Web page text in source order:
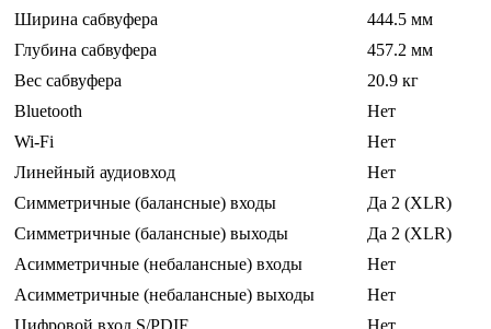
Ширина сабвуфера
444.5 мм
Глубина сабвуфера
457.2 мм
Вес сабвуфера
20.9 кг
Bluetooth
Нет
Wi-Fi
Нет
Линейный аудиовход
Нет
Симметричные (балансные) входы
Да 2 (XLR)
Симметричные (балансные) выходы
Да 2 (XLR)
Асимметричные (небалансные) входы
Нет
Асимметричные (небалансные) выходы
Нет